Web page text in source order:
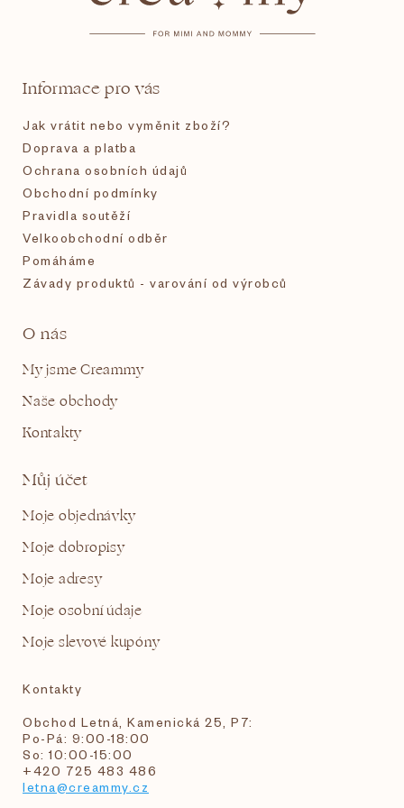
Informace pro vás
Jak vrátit nebo vyměnit zboží?
Doprava a platba
Ochrana osobních údajů
Obchodní podmínky
Pravidla soutěží
Velkoobchodní odběr
Pomáháme
Závady produktů - varování od výrobců
O nás
My jsme Creammy
Naše obchody
Kontakty
Můj účet
Moje objednávky
Moje dobropisy
Moje adresy
Moje osobní údaje
Moje slevové kupóny
Kontakty
Obchod Letná, Kamenická 25, P7:
Po-Pá: 9:00-18:00
So: 10:00-15:00
+420 725 483 486
letna@creammy.cz